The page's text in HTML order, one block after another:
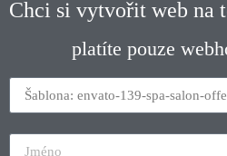
Chci si vytvořit web na
platíte pouze